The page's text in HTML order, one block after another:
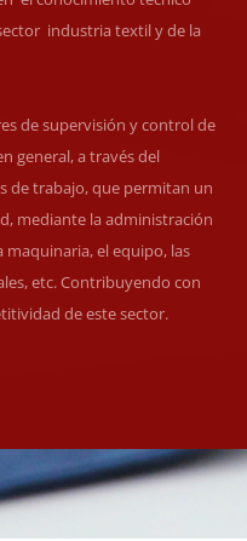
industria textil y de la
de supervisión y control de
general, a través del
de trabajo, que permitan un
mediante la administración
maquinaria, el equipo, las
etc. Contribuyendo con
de este sector.